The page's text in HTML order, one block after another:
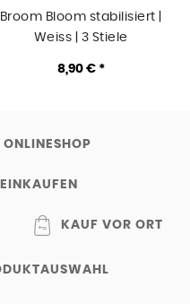
Broom Bloom stabilisiert |
Weiss | 3 Stiele
8,90 € *
ONLINESHOP
KAUF VOR ORT